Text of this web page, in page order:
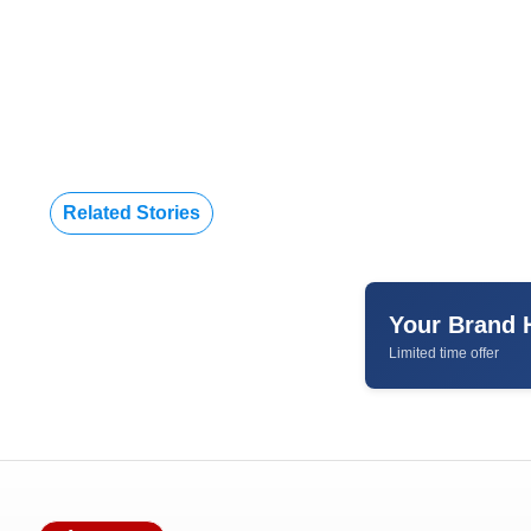
Related Stories
Your Brand
Limited time offer